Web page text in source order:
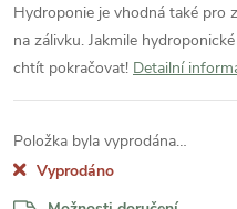
Hydroponie je vhodná také pro
na zálivku. Jakmile
chtít pokračovat! Detailní
Položka byla vyprodána…
Vyprodáno